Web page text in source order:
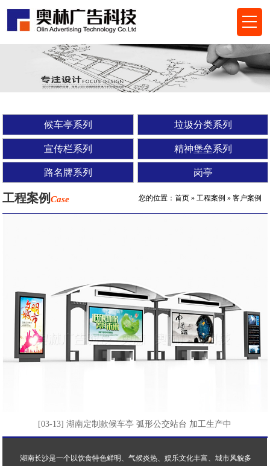
候车亭系列 垃圾分类系列
宣传栏系列 精神堡垒系列
路名牌系列 岗亭
工程案例Case 您的位置： 首页» 工程案例 » 客户案例
[03-13] 湖南定制款候车亭 弧形公交站台 加工生产中
湖南长沙是一个以饮食特色鲜明、气候炎热、娱乐文化丰富、城市风貌多